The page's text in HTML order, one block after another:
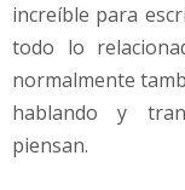
a
r
a
l
increíble para
todo lo
normalmente
hablando y
piensan.